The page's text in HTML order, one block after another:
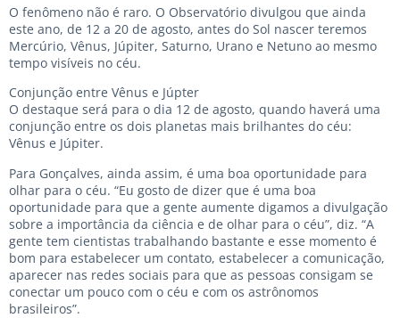
O fenômeno não é raro. O Observatório divulgou que ainda
este ano, de 12 a 20 de agosto, antes do Sol nascer teremos
Mercúrio, Vênus, Júpiter, Saturno, Urano e Netuno ao mesmo
tempo visíveis no céu.
Conjunção entre Vênus e Júpter
O destaque será para o dia 12 de agosto, quando haverá uma
conjunção entre os dois planetas mais brilhantes do céu:
Vênus e Júpiter.
Para Gonçalves, ainda assim, é uma boa oportunidade para
olhar para o céu. “Eu gosto de dizer que é uma boa
oportunidade para que a gente aumente digamos a divulgação
sobre a importância da ciência e de olhar para o céu”, diz. “A
gente tem cientistas trabalhando bastante e esse momento é
bom para estabelecer um contato, estabelecer a comunicação,
aparecer nas redes sociais para que as pessoas consigam se
conectar um pouco com o céu e com os astrônomos
brasileiros”.